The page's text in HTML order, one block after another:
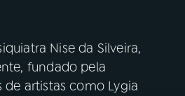
Nise da Silveira,
fundado pela
artistas como Lygia